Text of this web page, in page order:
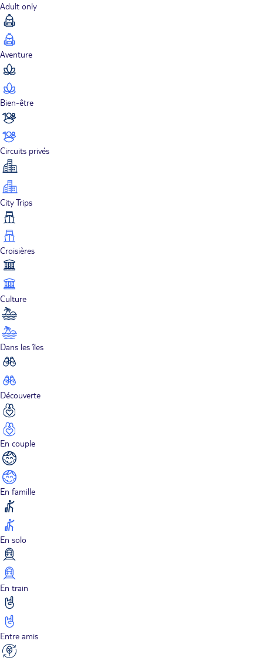
Adult only
Aventure
Bien-être
Circuits privés
City Trips
Croisières
Culture
Dans les îles
Découverte
En couple
En famille
En solo
En train
Entre amis